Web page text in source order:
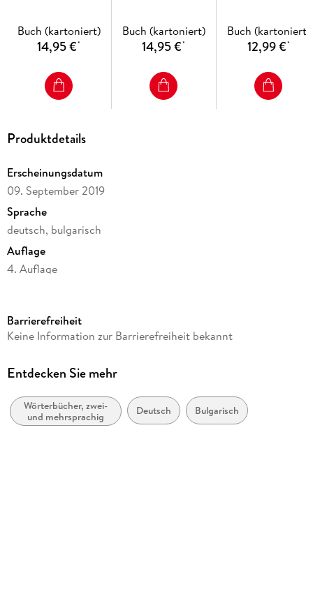
Buch (kartoniert)
14,95 €*
Buch (kartoniert)
14,95 €*
Buch (kartoniert)
12,99 €*
Produktdetails
Erscheinungsdatum
09. September 2019
Sprache
deutsch, bulgarisch
Auflage
4. Auflage
Altersempfehlung
Reihe
Verlag/Hersteller
Pons Langenscheidt GmbH
Barrierefreiheit
Keine Information zur Barrierefreiheit bekannt
Entdecken Sie mehr
Wörterbücher, zwei-
und mehrsprachig
Deutsch Bulgarisch